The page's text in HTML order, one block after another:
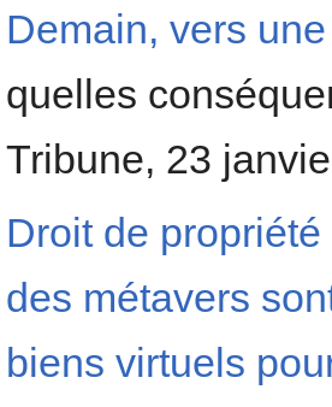
Demain, vers
quelles
Tribune, 23
Droit de
des métavers
biens virtuels